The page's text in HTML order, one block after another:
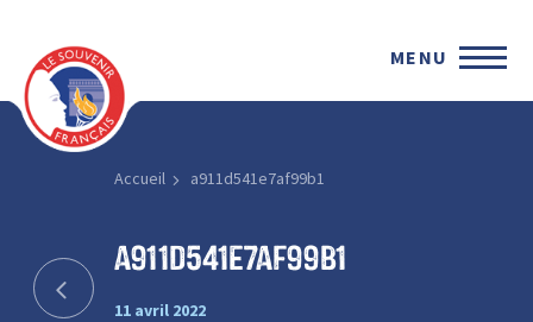
MENU
Accueil a911d541e7af99b1
a911d541e7af99b1
11 avril 2022